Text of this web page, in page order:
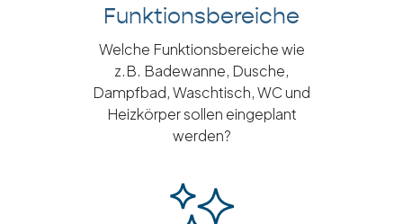
Funktionsbereiche
Welche Funktionsbereiche wie
z.B. Badewanne, Dusche,
Dampfbad, Waschtisch, WC und
Heizkörper sollen eingeplant
werden?